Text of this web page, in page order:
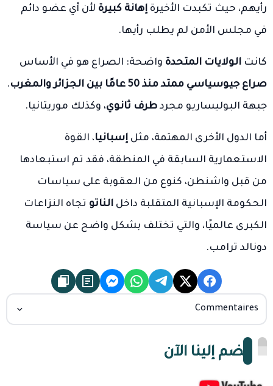
رأيهم، حيث تكبدت الأخيرة إهانة كبيرة لأن أي عضو دائم
في مجلس الأمن لم يطلب رأيها.
كانت الولايات المتحدة واضحة: الصراع هو في الأساس
صراع جيوسياسي ممتد منذ 50 عامًا بين الجزائر والمغرب
.
جبهة البوليساريو مجرد طرف ثانوي، وكذلك موريتانيا.
أما الدول الأخرى المهتمة، مثل إسبانيا، القوة
الاستعمارية السابقة في المنطقة، فقد تم استبعادها
من قبل واشنطن، كنوع من العقوبة على سياسات
الحكومة الإسبانية المتقلبة داخل الناتو تجاه النزاعات
الكبرى عالميًا، والتي تختلف بشكل واضح عن سياسة
دونالد ترامب.
Commentaires
انضم إلينا الآن